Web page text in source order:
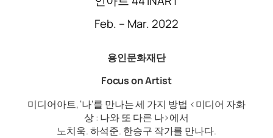
Feb. – Mar. 2022
용인문화재단
Focus on Artist
미디어아트, ‘나’를 만나는 세 가지 방법 <미디어 자화
상 : 나와 또 다른 나>에서
노치욱. 하석준. 한승구 작가를 만나다.